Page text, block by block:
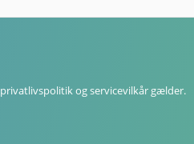
privatlivspolitikogservicevilkår gælder.